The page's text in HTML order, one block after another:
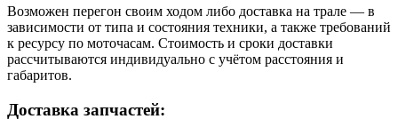
Возможен перегон своим ходом либо доставка на трале — в
зависимости от типа и состояния техники, а также требований
к ресурсу по моточасам. Стоимость и сроки доставки
рассчитываются индивидуально с учётом расстояния и
габаритов.
Доставка запчастей: